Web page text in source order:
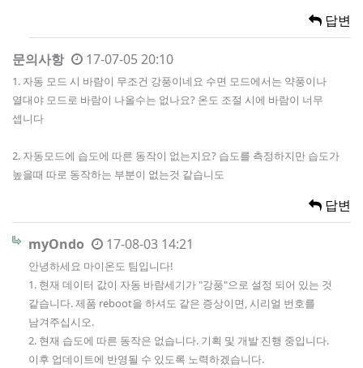
답변
문의사항 17-07-05 20:10
1. 자동 모드 시 바람이 무조건 강풍이네요 수면 모드에서는 약풍이나
열대야 모드로 바람이 나올수는 없나요? 온도 조절 시에 바람이 너무
셉니다
2. 자동모드에 습도에 따른 동작이 없는지요? 습도를 측정하지만 습도가
높을때 따로 동작하는 부분이 없는것 같습니도
답변
myOndo 17-08-03 14:21
안녕하세요 마이온도 팀입니다!
1. 현재 데이터 값이 자동 바람세기가 "강풍"으로 설정 되어 있는 것
같습니다. 제품 reboot을 하셔도 같은 증상이면, 시리얼 번호를
남겨주십시오.
2. 현재 습도에 따른 동작은 없습니다. 기획 및 개발 진행 중입니다.
이후 업데이트에 반영될 수 있도록 노력하겠습니다.